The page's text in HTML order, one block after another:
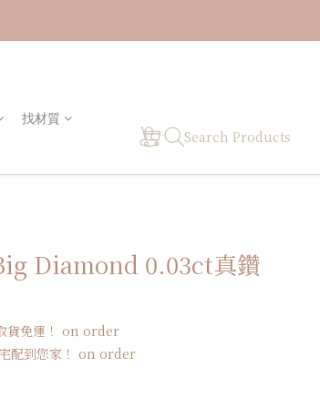
找材質
Search Products
Diamond 0.03ct真鑽
貨免運！ on order
配到您家！ on order